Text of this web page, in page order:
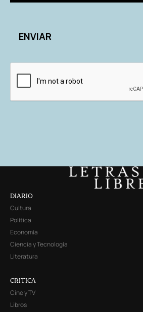
DIARIO
Cultura
Política
Economía
Ciencia y Tecnología
Literatura
CRITICA
Cine y TV
Libros